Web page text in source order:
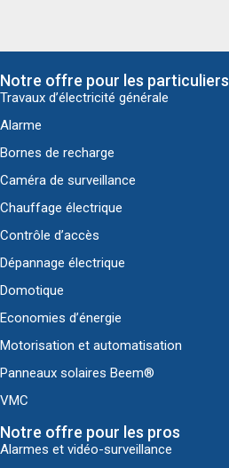
Notre offre pour les particuliers
Travaux d’électricité générale
Alarme
Bornes de recharge
Caméra de surveillance
Chauffage électrique
Contrôle d’accès
Dépannage électrique
Domotique
Economies d’énergie
Motorisation et automatisation
Panneaux solaires Beem®
VMC
Notre offre pour les pros
Alarmes et vidéo-surveillance